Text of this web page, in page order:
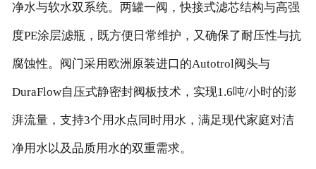
净水与软水双系统。两罐一阀，快接式滤芯结构与高强
度PE涂层滤瓶，既方便日常维护，又确保了耐压性与抗
腐蚀性。阀门采用欧洲原装进口的Autotrol阀头与
DuraFlow自压式静密封阀板技术，实现1.6吨/小时的澎
湃流量，支持3个用水点同时用水，满足现代家庭对洁
净用水以及品质用水的双重需求。